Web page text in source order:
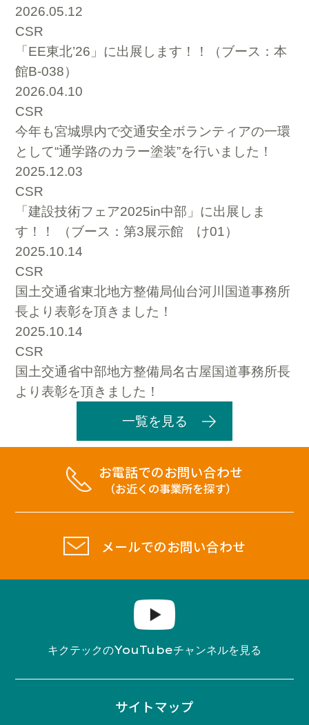
2026.05.12
CSR
「EE東北’26」に出展します！！（ブース：本
館B-038）
2026.04.10
CSR
今年も宮城県内で交通安全ボランティアの一環
として“通学路のカラー塗装”を行いました！
2025.12.03
CSR
「建設技術フェア2025in中部」に出展しま
す！！ （ブース：第3展示館 け01）
2025.10.14
CSR
国土交通省東北地方整備局仙台河川国道事務所
長より表彰を頂きました！
2025.10.14
CSR
国土交通省中部地方整備局名古屋国道事務所長
より表彰を頂きました！
一覧を見る
お電話でのお問い合わせ
（お近くの事業所を探す）
メールでのお問い合わせ
キクテックのYouTubeチャンネルを見る
サイトマップ